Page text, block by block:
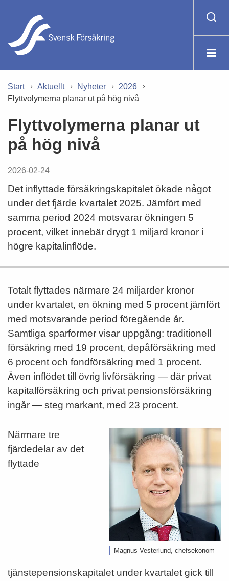
Start Aktuellt Nyheter
2026
Flyttvolymerna planar ut på hög nivå
Flyttvolymerna planar ut
på hög nivå
2026-02-24
Det inflyttade försäkringskapitalet ökade något
under det fjärde kvartalet 2025. Jämfört med
samma period 2024 motsvarar ökningen 5
procent, vilket innebär drygt 1 miljard kronor i
högre kapitalinflöde.
Totalt flyttades närmare 24 miljarder kronor
under kvartalet, en ökning med 5 procent jämfört
med motsvarande period föregående år.
Samtliga sparformer visar uppgång: traditionell
försäkring med 19 procent, depåförsäkring med
6 procent och fondförsäkring med 1 procent.
Även inflödet till övrig livförsäkring — där privat
kapitalförsäkring och privat pensionsförsäkring
ingår — steg markant, med 23 procent.
Magnus Vesterlund, chefsekonom
Närmare tre
fjärdedelar av det
flyttade
tjänstepensionskapitalet under kvartalet gick till